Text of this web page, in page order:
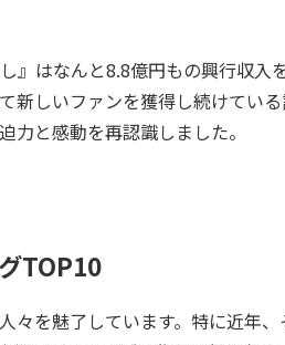
』はなんと8.8億円もの興行収入
しいファンを獲得し続けている
力と感動を再認識しました。
TOP10
々を魅了しています。特に近年